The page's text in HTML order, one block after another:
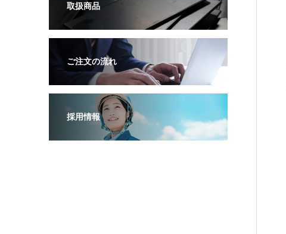
取扱商品
ご注文の流れ
採用情報